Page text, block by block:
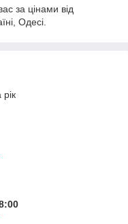
за цінами від
Одесі.